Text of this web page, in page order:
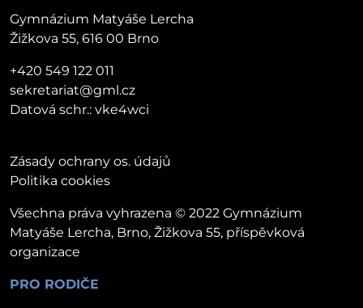
Gymnázium Matyáše Lercha
Žižkova 55, 616 00 Brno
+420 549 122 011
sekretariat@gml.cz
Datová schr.: vke4wci
PRO RODIČE
Zásady ochrany os. údajů
Politika cookies
Všechna práva vyhrazena © 2022 Gymnázium
Matyáše Lercha, Brno, Žižkova 55, příspěvková
organizace